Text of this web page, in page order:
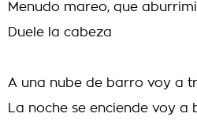
Menudo mareo, que
Duele la cabeza
A una nube de barro voy a
La noche se enciende voy a